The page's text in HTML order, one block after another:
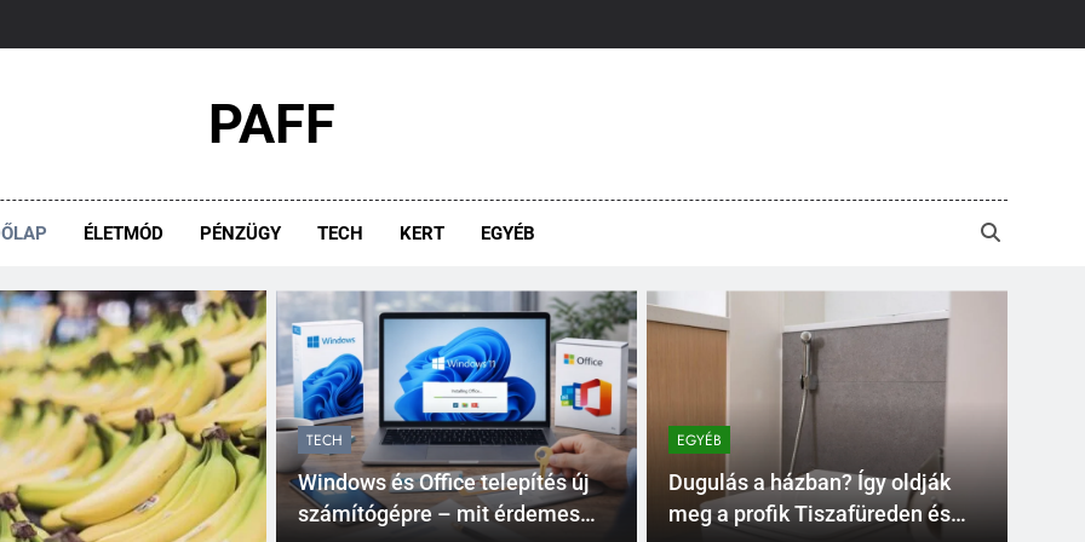
PAFF
ÉLETMÓD PÉNZÜGY TECH KERT EGYÉB
TECH
Windows és Office telepítés új
számítógépre – mit érdemes
EGYÉB
Dugulás a házban? Így oldják
meg a profik Tiszafüreden és